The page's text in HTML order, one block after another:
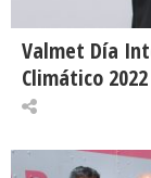
Valmet Día
Climático 2022